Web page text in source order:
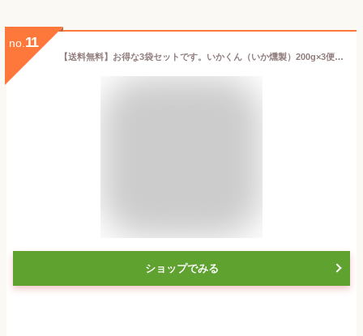
no. 11
【送料無料】お得な3袋セットです。いかくん（いか燻製）200g×3便利なチャック袋入り【smtb-ms】※原料事情により色、形状が変わる場合がございます。 燻製 いか イカ燻製 イカのおつまみ ビールに合うおつまみ イカ通販 海鮮つまみ 美味しい おつまみ お取り寄せ
ショップでみる